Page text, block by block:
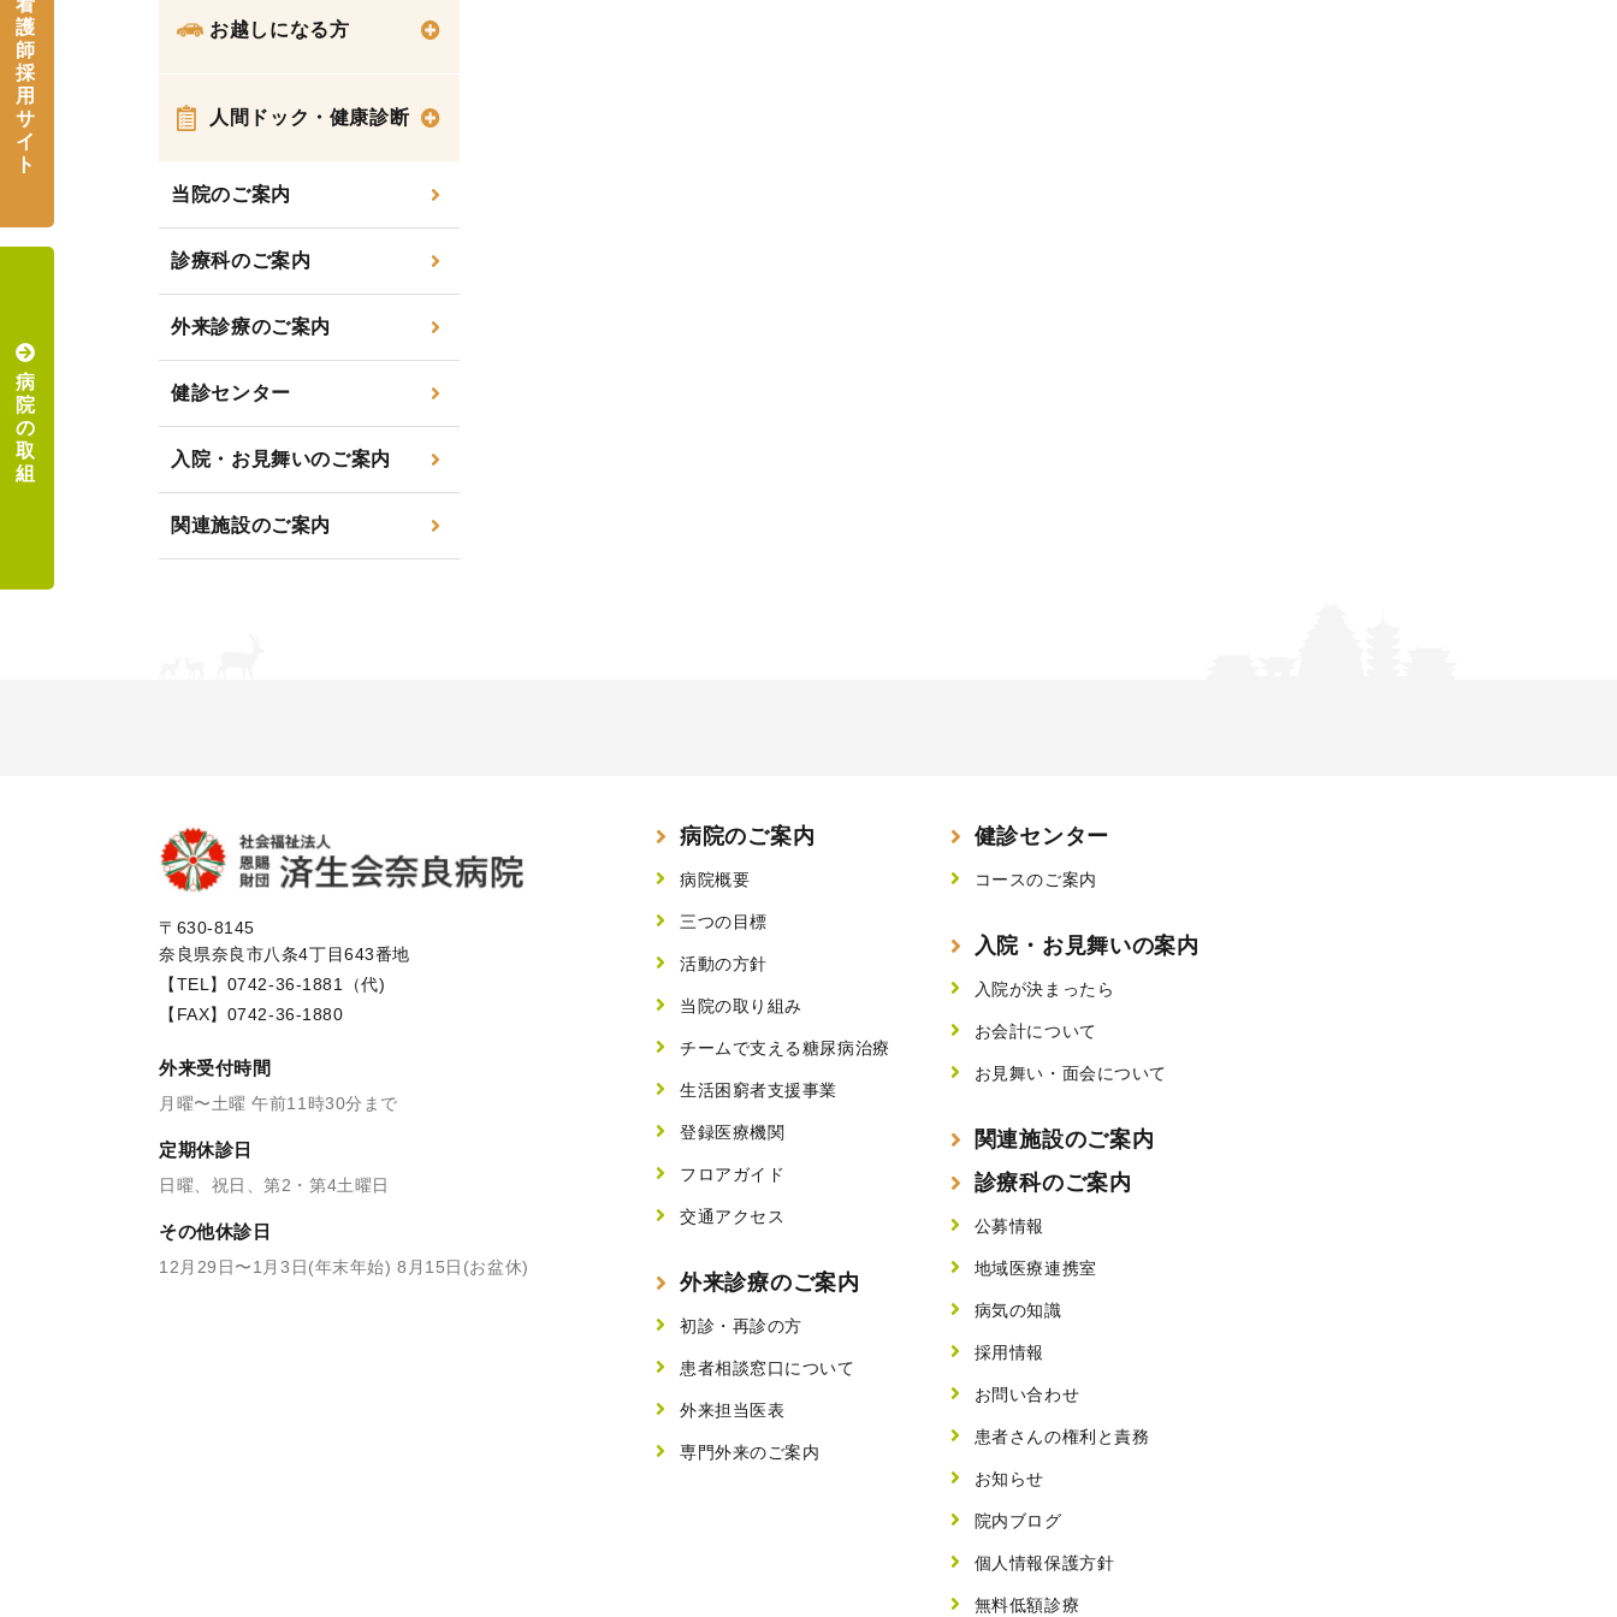
お越しになる方
人間ドック・健康診断
当院のご案内
診療科のご案内
外来診療のご案内
健診センター
入院・お見舞いのご案内
関連施設のご案内
看
護
師
採
用
サ
イ
ト
病
院
の
取
組
〒630-8145
奈良県奈良市八条4丁目643番地
【TEL】 0742-36-1881（代)
【FAX】0742-36-1880
外来受付時間
月曜〜土曜 午前11時30分まで
定期休診日
日曜、祝日、第2・第4土曜日
その他休診日
12月29日〜1月3日(年末年始) 8月15日(お盆休)
病院のご案内
病院概要
三つの目標
活動の方針
当院の取り組み
チームで支える糖尿病治療
生活困窮者支援事業
登録医療機関
フロアガイド
交通アクセス
外来診療のご案内
初診・再診の方
患者相談窓口について
外来担当医表
専門外来のご案内
健診センター
コースのご案内
入院・お見舞いの案内
入院が決まったら
お会計について
お見舞い・面会について
関連施設のご案内
診療科のご案内
公募情報
地域医療連携室
病気の知識
採用情報
お問い合わせ
患者さんの権利と責務
お知らせ
院内ブログ
個人情報保護方針
無料低額診療